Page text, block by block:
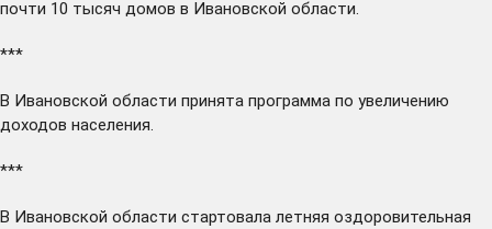
почти 10 тысяч домов в Ивановской области.
***
В Ивановской области принята программа по увеличению
доходов населения.
***
В Ивановской области стартовала летняя оздоровительная